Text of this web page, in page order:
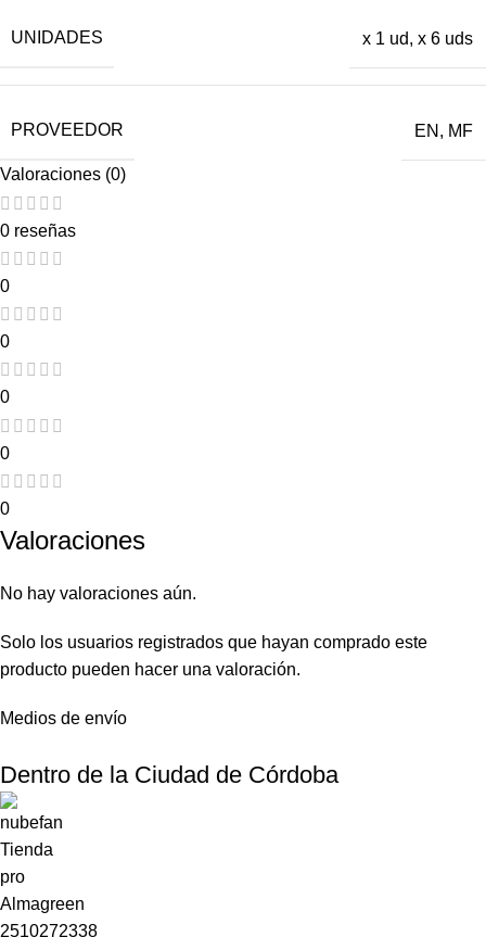
UNIDADES x 1 ud, x 6 uds
PROVEEDOR EN , MF
Valoraciones (0)
0 reseñas
0
0
0
0
0
Valoraciones
No hay valoraciones aún.
Solo los usuarios registrados que hayan comprado este
producto pueden hacer una valoración.
Medios de envío
Dentro de la Ciudad de Córdoba